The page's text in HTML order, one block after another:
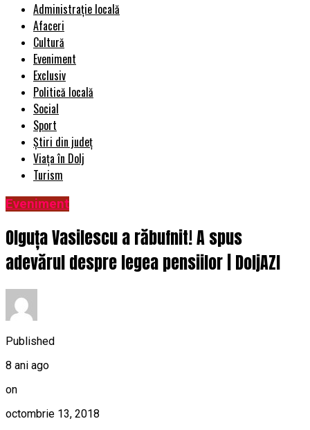
Administrație locală
Afaceri
Cultură
Eveniment
Exclusiv
Politică locală
Social
Sport
Știri din județ
Viața în Dolj
Turism
Eveniment
Olguța Vasilescu a răbufnit! A spus
adevărul despre legea pensiilor | DoljAZI
Published
8 ani ago
on
octombrie 13, 2018